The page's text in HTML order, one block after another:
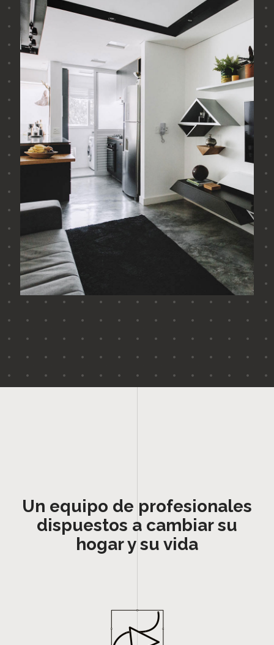
Un equipo de profesionales
dispuestos a cambiar su
hogar y su vida